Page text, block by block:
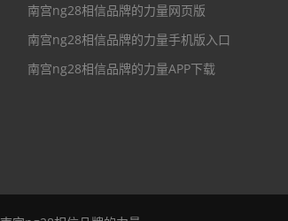
南宫ng28相信品牌的力量网页版
南宫ng28相信品牌的力量手机版入口
南宫ng28相信品牌的力量APP下载